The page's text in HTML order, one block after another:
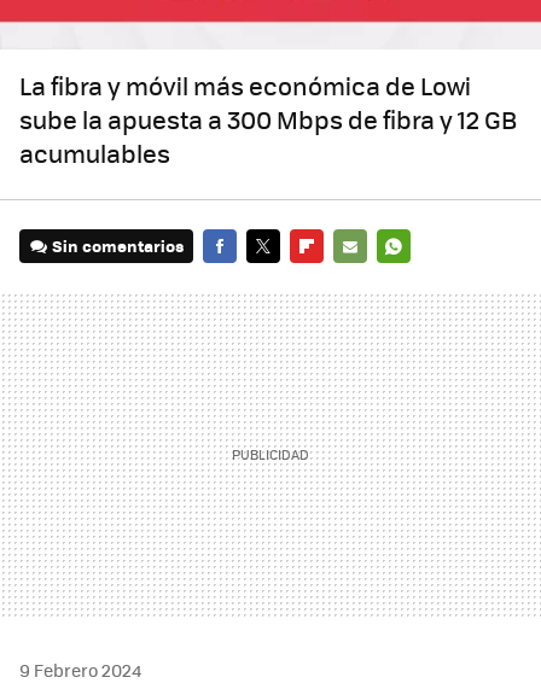
La fibra y móvil más económica de Lowi
sube la apuesta a 300 Mbps de fibra y 12 GB
acumulables
Sin comentarios
MAIL
9 Febrero 2024